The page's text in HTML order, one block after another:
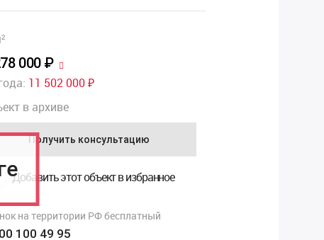
000 ₽
11 502 000 ₽
в архиве
Получить консультацию
Добавить этот объект в избранное
на территории РФ бесплатный
100 49 95